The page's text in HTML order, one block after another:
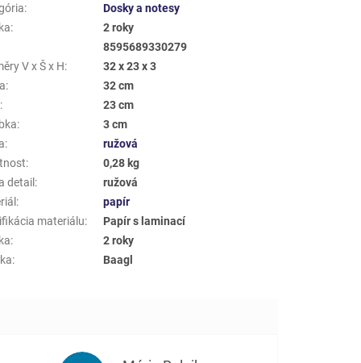
:
Dosky a notesy
:
2 roky
8595689330279
V x Š x H:
32 x 23 x 3
:
32 cm
:
23 cm
:
3 cm
:
ružová
:
0,28 kg
detail :
ružová
:
papír
materiálu:
Papír s laminací
:
2 roky
: Baagl